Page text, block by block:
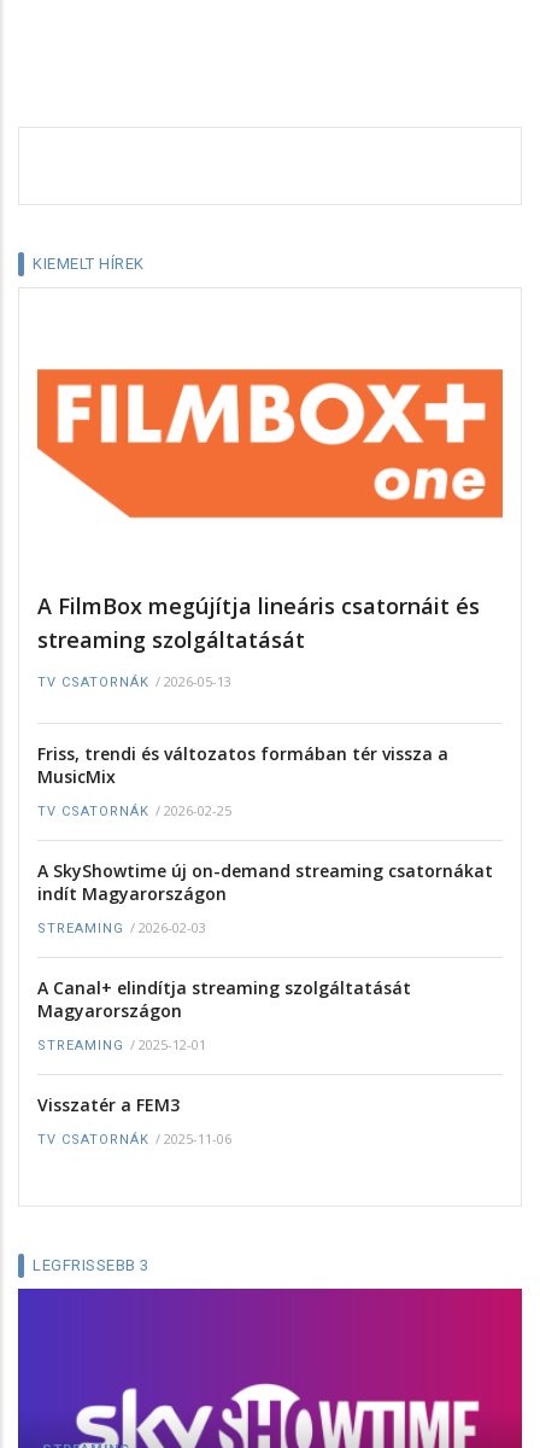
KIEMELT HÍREK
A FilmBox megújítja lineáris csatornáit és
streaming szolgáltatását
TV CSATORNÁK / 2026-05-13
Friss, trendi és változatos formában tér vissza a
MusicMix
TV CSATORNÁK / 2026-02-25
A SkyShowtime új on-demand streaming csatornákat
indít Magyarországon
STREAMING / 2026-02-03
A Canal+ elindítja streaming szolgáltatását
Magyarországon
STREAMING / 2025-12-01
Visszatér a FEM3
TV CSATORNÁK / 2025-11-06
LEGFRISSEBB 3